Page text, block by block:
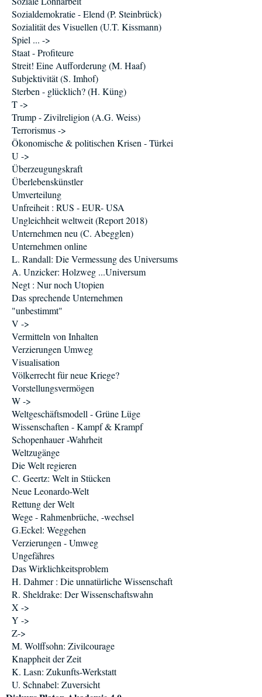
Sozialdemokratie - Elend (P. Steinbrück)
Sozialität des Visuellen (U.T. Kissmann)
Spiel ... ->
Staat - Profiteure
Streit! Eine Aufforderung (M. Haaf)
Subjektivität (S. Imhof)
Sterben - glücklich? (H. Küng)
T ->
Trump - Zivilreligion (A.G. Weiss)
Terrorismus ->
Ökonomische & politischen Krisen - Türkei
U ->
Überzeugungskraft
Überlebenskünstler
Umverteilung
Unfreiheit : RUS - EUR- USA
Ungleichheit weltweit (Report 2018)
Unternehmen neu (C. Abegglen)
Unternehmen online
L. Randall: Die Vermessung des Universums
A. Unzicker: Holzweg ...Universum
Negt : Nur noch Utopien
Das sprechende Unternehmen
"unbestimmt"
V ->
Vermitteln von Inhalten
Verzierungen Umweg
Visualisation
Völkerrecht für neue Kriege?
Vorstellungsvermögen
W ->
Weltgeschäftsmodell - Grüne Lüge
Wissenschaften - Kampf & Krampf
Schopenhauer -Wahrheit
Weltzugänge
Die Welt regieren
C. Geertz: Welt in Stücken
Neue Leonardo-Welt
Rettung der Welt
Wege - Rahmenbrüche, -wechsel
G.Eckel: Weggehen
Verzierungen - Umweg
Ungefähres
Das Wirklichkeitsproblem
H. Dahmer : Die unnatürliche Wissenschaft
R. Sheldrake: Der Wissenschaftswahn
X ->
Y ->
Z->
M. Wolffsohn: Zivilcourage
Knappheit der Zeit
K. Lasn: Zukunfts-Werkstatt
U. Schnabel: Zuversicht